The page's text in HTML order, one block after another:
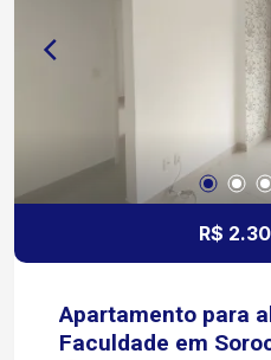
operações industriais e
Aproximadamente 8
Presidente Castelo Branco Região
com fácil acesso a vias
transporte de cargas Forte vocação industrial,
ideal para empresas
logística e mobilidade
R$
Apartamento para
Faculdade em